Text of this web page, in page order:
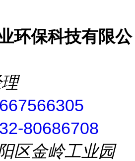
环保科技有限公
80686708
区金岭工业园